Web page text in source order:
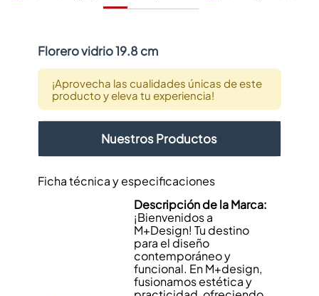
Florero vidrio 19.8 cm
¡Aprovecha las cualidades únicas de este
producto y eleva tu experiencia!
Nuestros Productos
Ficha técnica y especificaciones
Descripción de la Marca:
¡Bienvenidos a
M+Design! Tu destino
para el diseño
contemporáneo y
funcional. En M+design,
fusionamos estética y